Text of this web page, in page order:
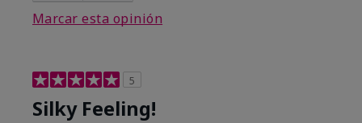
Marcar esta opinión
5
Silky Feeling!